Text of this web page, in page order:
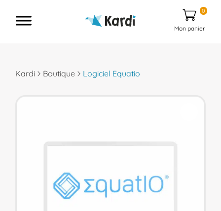
Mon panier
0
Kardi Boutique Logiciel Equatio